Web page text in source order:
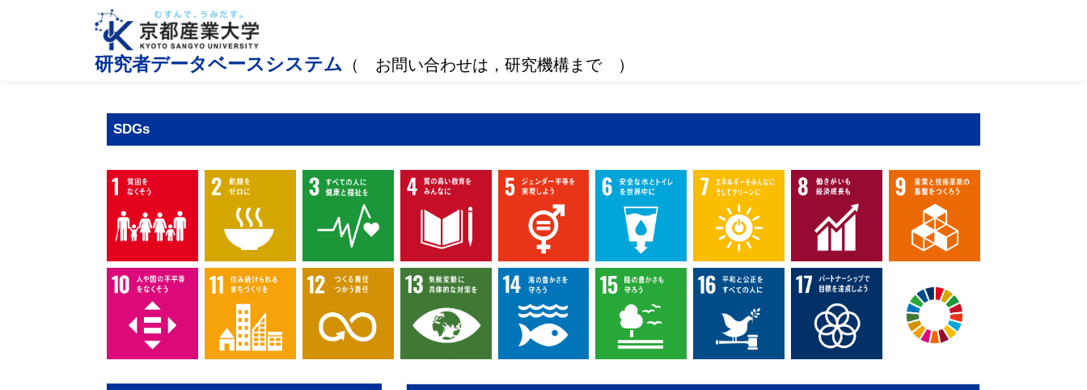
研究者データベースシステム （ お問い合わせは，研究機構まで ）
SDGs